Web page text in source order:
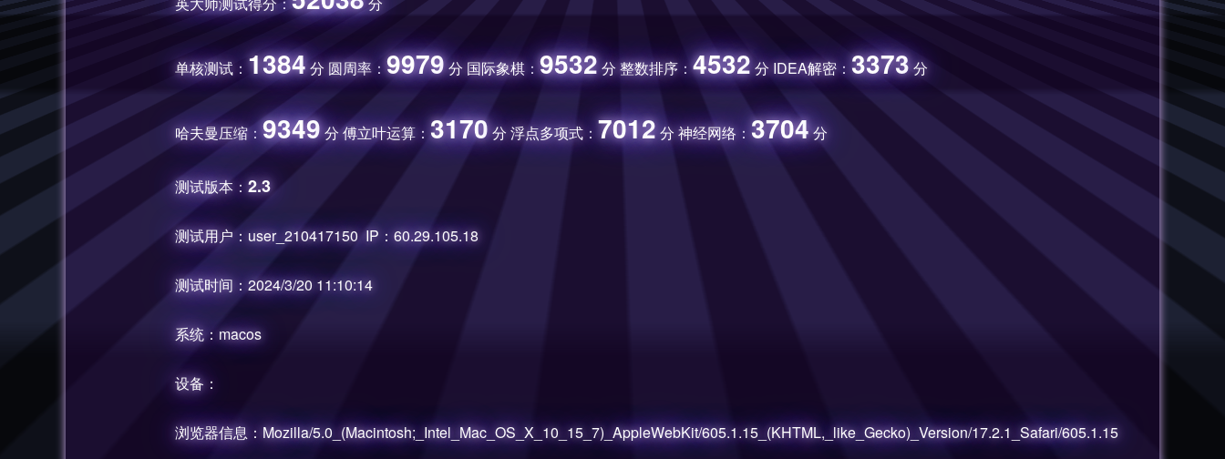
单核测试： 1384分 圆周率： 9979分 国际象棋： 9532分 整数排序：4532分 IDEA解密： 3373分
哈夫曼压缩： 9349分 傅立叶运算： 3170分 浮点多项式： 7012分 神经网络： 3704分
测试版本： 2.3
测试用户：user_210417150 IP：60.29.105.18
测试时间：2024/3/20 11:10:14
系统：macos
设备：
浏览器信息：Mozilla/5.0_(Macintosh;_Intel_Mac_OS_X_10_15_7)_AppleWebKit/605.1.15_(KHTML,_like_Gecko)_Version/17.2.1_Safari/605.1.15